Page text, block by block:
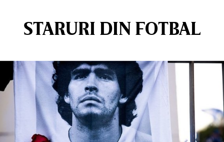
STARURI DIN FOTBAL